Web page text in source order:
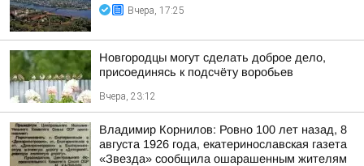
Вчера, 17:25
Новгородцы могут сделать доброе дело,
присоединясь к подсчёту воробьев
Вчера, 23:12
Владимир Корнилов: Ровно 100 лет назад, 8
августа 1926 года, екатеринославская газета
«Звезда» сообщила ошарашенным жителям